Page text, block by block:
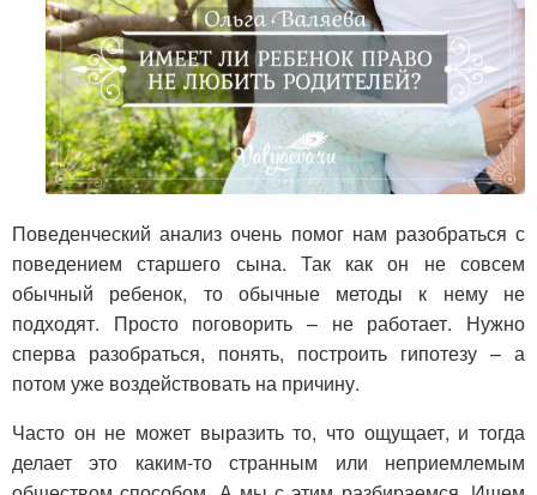
Поведенческий анализ очень помог нам разобраться с
поведением старшего сына. Так как он не совсем
обычный ребенок, то обычные методы к нему не
подходят. Просто поговорить – не работает. Нужно
сперва разобраться, понять, построить гипотезу – а
потом уже воздействовать на причину.
Часто он не может выразить то, что ощущает, и тогда
делает это каким-то странным или неприемлемым